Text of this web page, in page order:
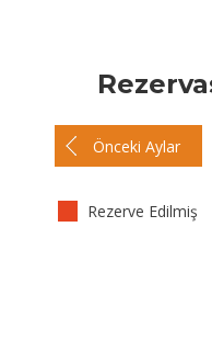
Önceki Aylar
Rezerve Edilmiş